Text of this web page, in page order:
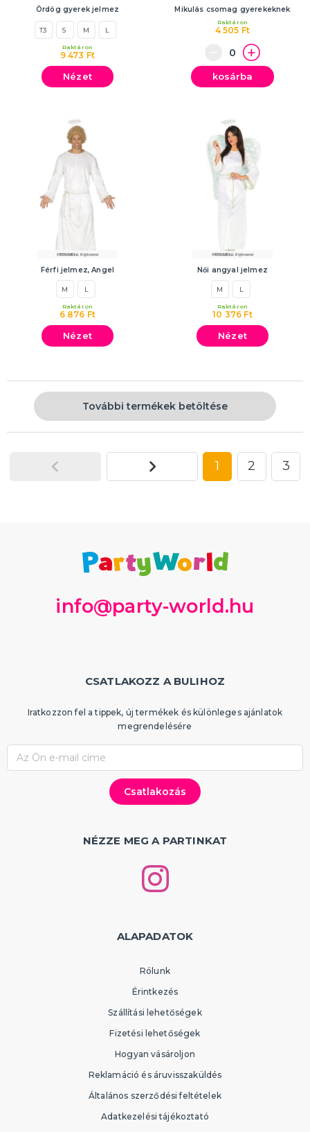
Ördög gyerek jelmez
T3 S M L
9 473 Ft
Raktáron
Nézet
Mikulás csomag gyerekeknek
4 505 Ft
Raktáron
kosárba
Férfi jelmez, Angel
M L
6 876 Ft
Raktáron
Nézet
Női angyal jelmez
M L
10 376 Ft
Raktáron
Nézet
További termékek betöltése
1 2 3
info@party-world.hu
CSATLAKOZZ A BULIHOZ
Iratkozzon fel a tippek, új termékek és különleges ajánlatok
megrendelésére
NÉZZE MEG A PARTINKAT
ALAPADATOK
Rólunk
Érintkezés
Szállítási lehetőségek
Fizetési lehetőségek
Hogyan vásároljon
Reklamáció és áruvisszaküldés
Általános szerződési feltételek
Adatkezelési tájékoztató